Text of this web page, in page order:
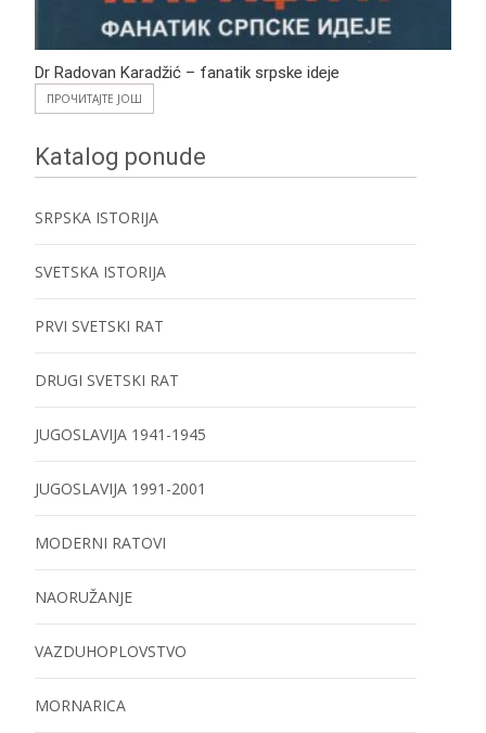
Dr Radovan Karadžić – fanatik srpske ideje
ПРОЧИТАЈТЕ ЈОШ
Katalog ponude
SRPSKA ISTORIJA
SVETSKA ISTORIJA
PRVI SVETSKI RAT
DRUGI SVETSKI RAT
JUGOSLAVIJA 1941-1945
JUGOSLAVIJA 1991-2001
MODERNI RATOVI
NAORUŽANJE
VAZDUHOPLOVSTVO
MORNARICA